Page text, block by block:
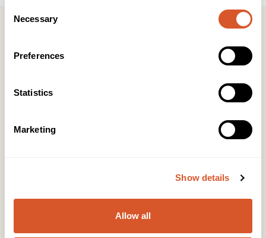
Selection
Necessary
Preferences
Statistics
Marketing
Show details
Allow all
kundeservice@beautyproducts.no
Lørenveien 37, 0585 Oslo